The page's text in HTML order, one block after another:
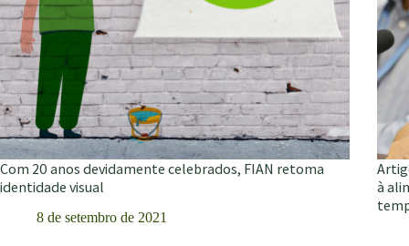
Com 20 anos devidamente celebrados, FIAN retoma
identidade visual
8 de setembro de 2021
à